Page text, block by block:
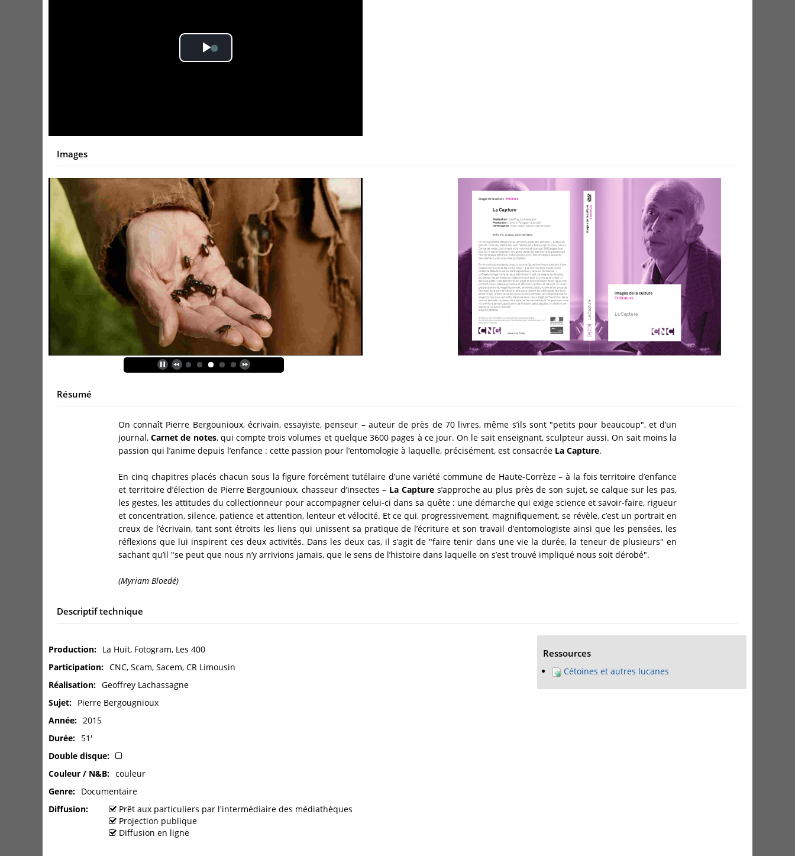
Play
Images
Résumé
On connaît Pierre Bergounioux, écrivain, essayiste, penseur – auteur de près de 70 livres, même s’ils sont "petits pour beaucoup", et d’un
journal,Carnet de notes, qui compte trois volumes et quelque 3600 pages à ce jour. On le sait enseignant, sculpteur aussi. On sait moins la
passion qui l’anime depuis l’enfance : cette passion pour l’entomologie à laquelle, précisément, est consacrée La Capture.
En cinq chapitres placés chacun sous la figure forcément tutélaire d’une variété commune de Haute-Corrèze – à la fois territoire d’enfance
et territoire d’élection de Pierre Bergounioux, chasseur d’insectes – La Captures’approche au plus près de son sujet, se calque sur les pas,
les gestes, les attitudes du collectionneur pour accompagner celui-ci dans sa quête : une démarche qui exige science et savoir-faire, rigueur
et concentration, silence, patience et attention, lenteur et vélocité. Et ce qui, progressivement, magnifiquement, se révèle, c’est un portrait en
creux de l’écrivain, tant sont étroits les liens qui unissent sa pratique de l’écriture et son travail d’entomologiste ainsi que les pensées, les
réflexions que lui inspirent ces deux activités. Dans les deux cas, il s’agit de "faire tenir dans une vie la durée, la teneur de plusieurs" en
sachant qu’il "se peut que nous n’y arrivions jamais, que le sens de l’histoire dans laquelle on s’est trouvé impliqué nous soit dérobé".
(Myriam Bloedé)
Descriptif technique
Production
La Huit, Fotogram, Les 400
Participation
CNC, Scam, Sacem, CR Limousin
Réalisation
Geoffrey Lachassagne
Sujet
Pierre Bergougnioux
Année
2015
Durée
51'
Double disque
Couleur / N&B
couleur
Genre
Documentaire
Diffusion
Prêt aux particuliers par l'intermédiaire des médiathèques
Projection publique
Diffusion en ligne
Ressources
Cétoines et autres lucanes